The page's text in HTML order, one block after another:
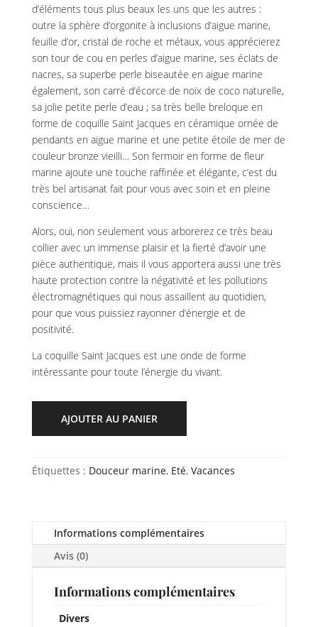
d’éléments tous plus beaux les uns que les autres :
outre la sphère d’orgonite à inclusions d’aigue marine,
feuille d’or, cristal de roche et métaux, vous apprécierez
son tour de cou en perles d’aigue marine, ses éclats de
nacres, sa superbe perle biseautée en aigue marine
également, son carré d’écorce de noix de coco naturelle,
sa jolie petite perle d’eau ; sa très belle breloque en
forme de coquille Saint Jacques en céramique ornée de
pendants en aigue marine et une petite étoile de mer de
couleur bronze vieilli… Son fermoir en forme de fleur
marine ajoute une touche raffinée et élégante, c’est du
très bel artisanat fait pour vous avec soin et en pleine
conscience…
Alors, oui, non seulement vous arborerez ce très beau
collier avec un immense plaisir et la fierté d’avoir une
pièce authentique, mais il vous apportera aussi une très
haute protection contre la négativité et les pollutions
électromagnétiques qui nous assaillent au quotidien,
pour que vous puissiez rayonner d’énergie et de
positivité.
La coquille Saint Jacques est une onde de forme
intéressante pour toute l’énergie du vivant.
AJOUTER AU PANIER
Étiquettes : Douceur marine, Eté, Vacances
Informations complémentaires
Avis (0)
Informations complémentaires
Divers